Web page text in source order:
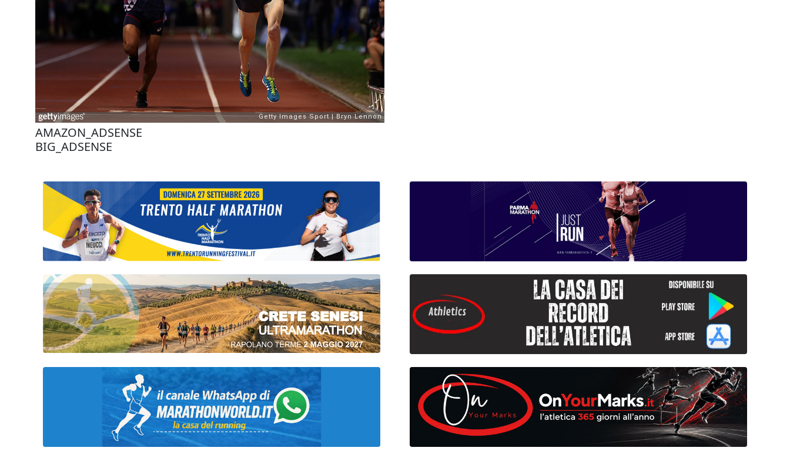
AMAZON_ADSENSE
BIG_ADSENSE